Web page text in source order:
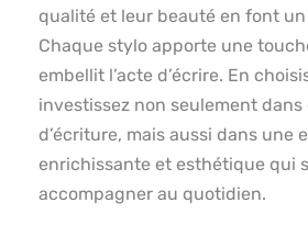
qualité et leur beauté en font
Chaque stylo apporte une
embellit l’acte d’écrire. En
investissez non seulement dans
d’écriture, mais aussi dans une
enrichissante et esthétique qui
accompagner au quotidien.